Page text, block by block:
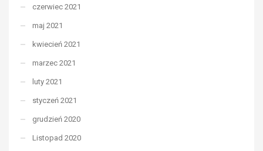
czerwiec 2021
maj 2021
kwiecień 2021
marzec 2021
luty 2021
styczeń 2021
grudzień 2020
Listopad 2020